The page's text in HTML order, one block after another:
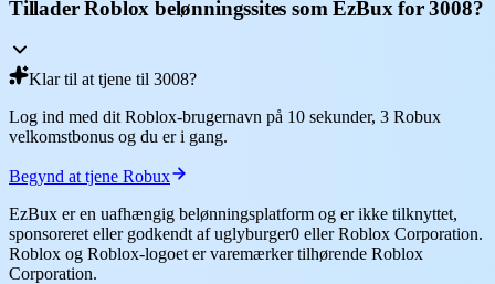
Tillader Roblox belønningssites som EzBux for 3008?
Klar til at tjene til 3008?
Log ind med dit Roblox-brugernavn på 10 sekunder, 3 Robux
velkomstbonus og du er i gang.
Begynd at tjene Robux
EzBux er en uafhængig belønningsplatform og er ikke tilknyttet,
sponsoreret eller godkendt af uglyburger0 eller Roblox Corporation.
Roblox og Roblox-logoet er varemærker tilhørende Roblox
Corporation.